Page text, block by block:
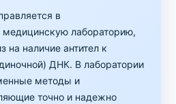
в
медицинскую лабораторию,
на наличие антител к
ДНК. В лаборатории
методы и
точно и надежно